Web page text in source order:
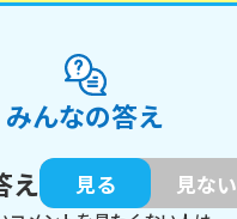
みんなの答え
え
見る 見ない